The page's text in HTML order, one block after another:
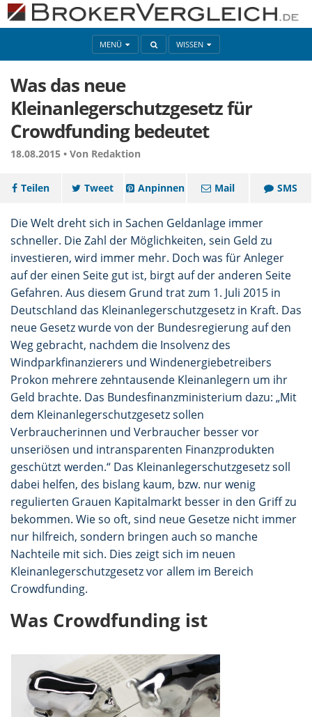
MENÜ WISSEN
Was das neue
Kleinanlegerschutzgesetz für
Crowdfunding bedeutet
18.08.2015 • Von Redaktion
Teilen Tweet Anpinnen Mail SMS
Die Welt dreht sich in Sachen Geldanlage immer
schneller. Die Zahl der Möglichkeiten, sein Geld zu
investieren, wird immer mehr. Doch was für Anleger
auf der einen Seite gut ist, birgt auf der anderen Seite
Gefahren. Aus diesem Grund trat zum 1. Juli 2015 in
Deutschland das Kleinanlegerschutzgesetz in Kraft. Das
neue Gesetz wurde von der Bundesregierung auf den
Weg gebracht, nachdem die Insolvenz des
Windparkfinanzierers und Windenergiebetreibers
Prokon mehrere zehntausende Kleinanlegern um ihr
Geld brachte. Das Bundesfinanzministerium dazu: „Mit
dem Kleinanlegerschutzgesetz sollen
Verbraucherinnen und Verbraucher besser vor
unseriösen und intransparenten Finanzprodukten
geschützt werden.“ Das Kleinanlegerschutzgesetz soll
dabei helfen, des bislang kaum, bzw. nur wenig
regulierten Grauen Kapitalmarkt besser in den Griff zu
bekommen. Wie so oft, sind neue Gesetze nicht immer
nur hilfreich, sondern bringen auch so manche
Nachteile mit sich. Dies zeigt sich im neuen
Kleinanlegerschutzgesetz vor allem im Bereich
Crowdfunding.
Was Crowdfunding ist